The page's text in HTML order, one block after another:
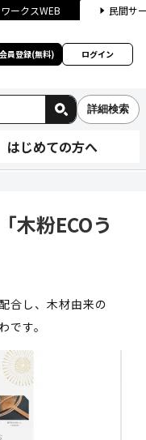
ークスWEB 民間サ
会員登録(無料) ログイン
詳細検索
はじめての方へ
木粉ECOう
合し、木材由来の
す。